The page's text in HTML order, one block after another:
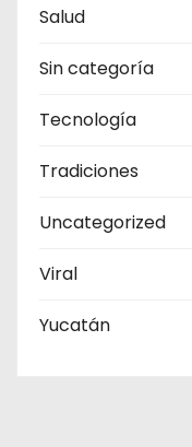
Salud
Sin categoría
Tecnología
Tradiciones
Uncategorized
Viral
Yucatán